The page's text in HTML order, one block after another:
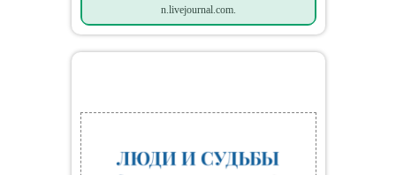
n.livejournal.com.